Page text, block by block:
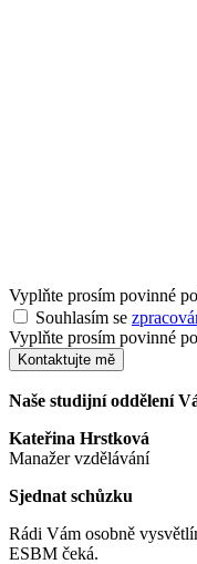
Vyplňte prosím povinné
Souhlasím se
Vyplňte prosím povinné
Kontaktujte mě
Naše studijní oddělení
Kateřina Hrstková
Manažer vzdělávání
Sjednat schůzku
Rádi Vám osobně
ESBM čeká.